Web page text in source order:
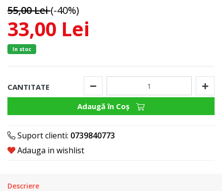
55,00 Lei (-40%)
33,00 Lei
In stoc
CANTITATE
Adaugă în Coş
Suport clienti: 0739840773
Adauga in wishlist
Descriere